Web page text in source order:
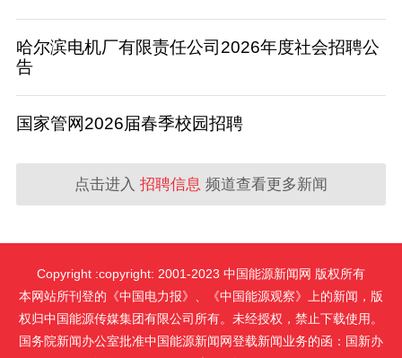
哈尔滨电机厂有限责任公司2026年度社会招聘公
告
国家管网2026届春季校园招聘
点击进入 招聘信息 频道查看更多新闻
Copyright :copyright: 2001-2023 中国能源新闻网 版权所有
本网站所刊登的《中国电力报》、《中国能源观察》上的新闻，版
权归中国能源传媒集团有限公司所有。未经授权，禁止下载使用。
国务院新闻办公室批准中国能源新闻网登载新闻业务的函：国新办